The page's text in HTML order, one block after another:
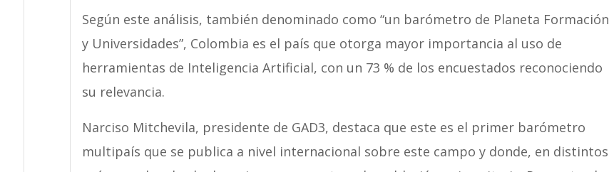
Según este análisis, también denominado como “un barómetro de Planeta Formación
y Universidades”, Colombia es el país que otorga mayor importancia al uso de
herramientas de Inteligencia Artificial, con un 73 % de los encuestados reconociendo
su relevancia.
Narciso Mitchevila, presidente de GAD3, destaca que este es el primer barómetro
multipaís que se publica a nivel internacional sobre este campo y donde, en distintos